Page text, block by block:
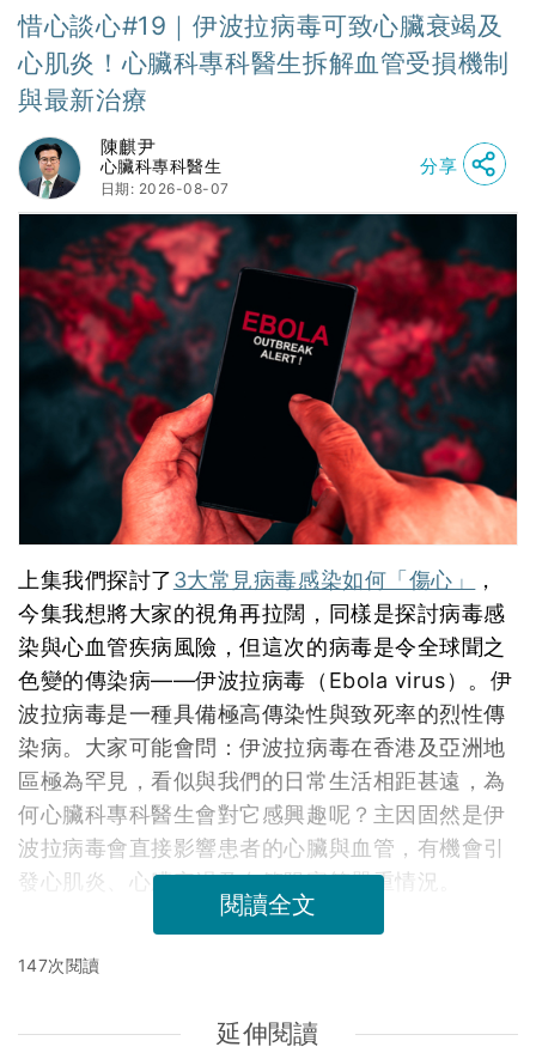
惜心談心#19｜伊波拉病毒可致心臟衰竭及
心肌炎！心臟科專科醫生拆解血管受損機制
與最新治療
陳麒尹
心臟科專科醫生
日期: 2026-08-07
分享
上集我們探討了3大常見病毒感染如何「傷心」
，
今集我想將大家的視角再拉闊，同樣是探討病毒感
染與心血管疾病風險，但這次的病毒是令全球聞之
色變的傳染病——伊波拉病毒（Ebola virus）。伊
波拉病毒是一種具備極高傳染性與致死率的烈性傳
染病。大家可能會問：伊波拉病毒在香港及亞洲地
區極為罕見，看似與我們的日常生活相距甚遠，為
何心臟科專科醫生會對它感興趣呢？主因固然是伊
波拉病毒會直接影響患者的心臟與血管，有機會引
發心肌炎、心臟衰竭及血管阻塞等嚴重情況。
閱讀全文
147次閱讀
延伸閱讀